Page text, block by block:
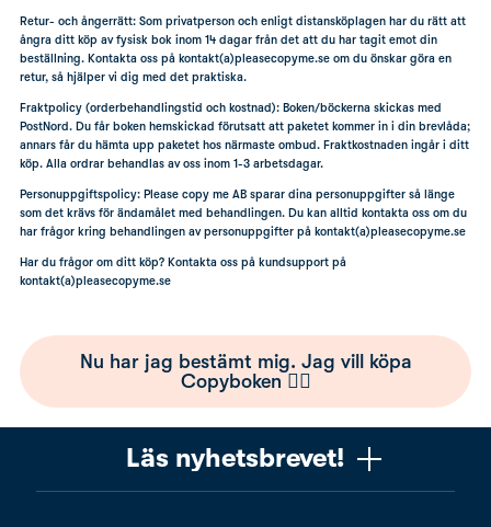
Retur- och ångerrätt: Som privatperson och enligt distansköplagen har du rätt att
ångra ditt köp av fysisk bok inom 14 dagar från det att du har tagit emot din
beställning. Kontakta oss på kontakt(a)pleasecopyme.se om du önskar göra en
retur, så hjälper vi dig med det praktiska.
Fraktpolicy (orderbehandlingstid och kostnad): Boken/böckerna skickas med
PostNord. Du får boken hemskickad förutsatt att paketet kommer in i din brevlåda;
annars får du hämta upp paketet hos närmaste ombud. Fraktkostnaden ingår i ditt
köp. Alla ordrar behandlas av oss inom 1-3 arbetsdagar.
Personuppgiftspolicy: Please copy me AB sparar dina personuppgifter så länge
som det krävs för ändamålet med behandlingen. Du kan alltid kontakta oss om du
har frågor kring behandlingen av personuppgifter på kontakt(a)pleasecopyme.se
Har du frågor om ditt köp? Kontakta oss på kundsupport på
kontakt(a)pleasecopyme.se
Nu har jag bestämt mig. Jag vill köpa
Copyboken 🙋‍♂️
Läs nyhetsbrevet!